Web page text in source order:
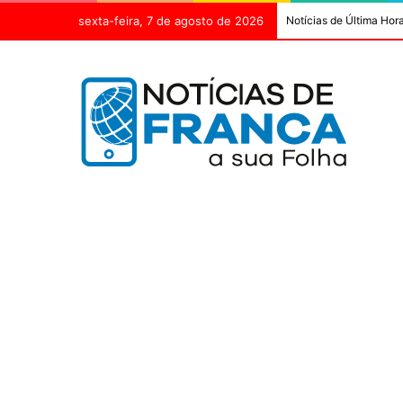
sexta-feira, 7 de agosto de 2026 Notícias de Última